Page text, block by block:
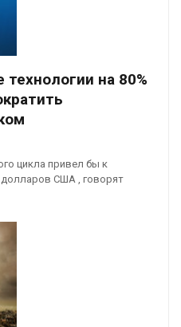
на 80%
цикла привел бы к
США , говорят